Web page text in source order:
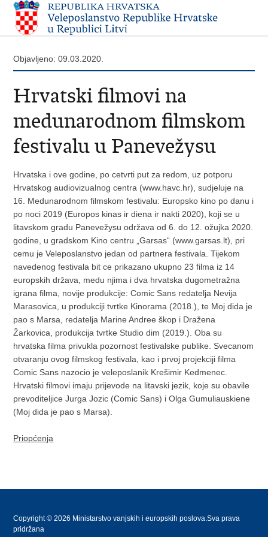
Objavljeno: 09.03.2020.
Hrvatski filmovi na
medunarodnom filmskom
festivalu u Panevežysu
Hrvatska i ove godine, po cetvrti put za redom, uz potporu
Hrvatskog audiovizualnog centra (www.havc.hr), sudjeluje na
16. Medunarodnom filmskom festivalu: Europsko kino po danu i
po noci 2019 (Europos kinas ir diena ir nakti 2020), koji se u
litavskom gradu Panevežysu održava od 6. do 12. ožujka 2020.
godine, u gradskom Kino centru „Garsas“ (www.garsas.lt), pri
cemu je Veleposlanstvo jedan od partnera festivala. Tijekom
navedenog festivala bit ce prikazano ukupno 23 filma iz 14
europskih država, medu njima i dva hrvatska dugometražna
igrana filma, novije produkcije: Comic Sans redatelja Nevija
Marasovica, u produkciji tvrtke Kinorama (2018.), te Moj dida je
pao s Marsa, redatelja Marine Andree škop i Dražena
Žarkovica, produkcija tvrtke Studio dim (2019.). Oba su
hrvatska filma privukla pozornost festivalske publike. Svecanom
otvaranju ovog filmskog festivala, kao i prvoj projekciji filma
Comic Sans nazocio je veleposlanik Krešimir Kedmenec.
Hrvatski filmovi imaju prijevode na litavski jezik, koje su obavile
prevoditeljice Jurga Jozic (Comic Sans) i Olga Gumuliauskiene
(Moj dida je pao s Marsa).
Priopćenja
Copyright © 2026 Ministarstvo vanjskih i europskih poslova.Sva prava
pridržana